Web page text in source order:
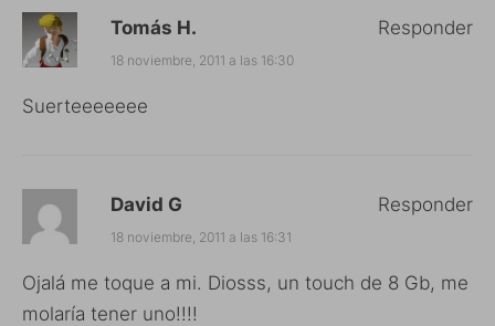
Tomás H.
18 noviembre, 2011 a las 16:30
Suerteeeeeee
Responder
David G
18 noviembre, 2011 a las 16:31
Ojalá me toque a mi. Diosss, un touch de 8 Gb, me
molaría tener uno!!!!
Responder